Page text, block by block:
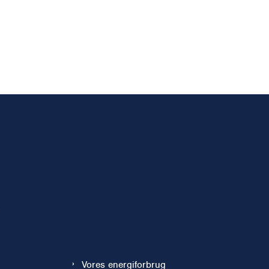
Vores energiforbrug